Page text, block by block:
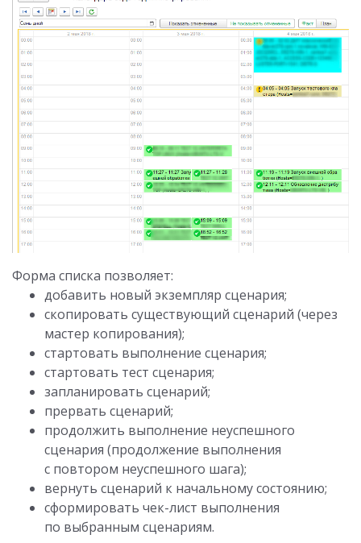
Форма списка позволяет:
добавить новый экземпляр сценария;
скопировать существующий сценарий (через
мастер копирования);
стартовать выполнение сценария;
стартовать тест сценария;
запланировать сценарий;
прервать сценарий;
продолжить выполнение неуспешного
сценария (продолжение выполнения
с повтором неуспешного шага);
вернуть сценарий к начальному состоянию;
сформировать чек-лист выполнения
по выбранным сценариям.